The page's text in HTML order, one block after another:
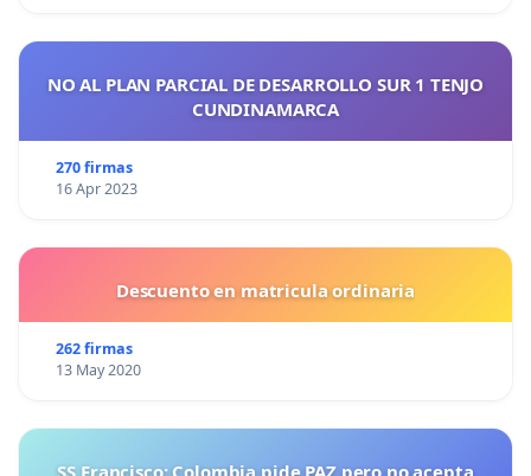
NO AL PLAN PARCIAL DE DESARROLLO SUR 1 TENJO
CUNDINAMARCA
270 firmas
16 Apr 2023
Descuento en matricula ordinaria
262 firmas
13 May 2020